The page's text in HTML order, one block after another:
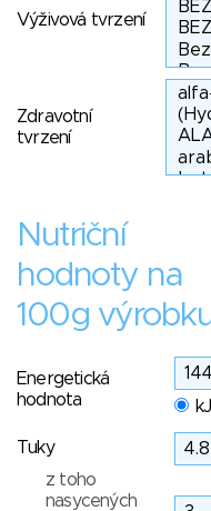
Výživová tvrzení
Zdravotní
tvrzení
Nutriční
hodnoty na
100g
Energetická
hodnota
kJ
Tuky
z toho
nasycených